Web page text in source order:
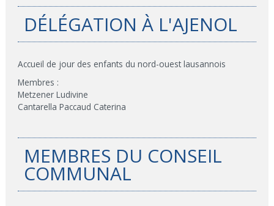
DÉLÉGATION À L'AJENOL
Accueil de jour des enfants du nord-ouest lausannois
Membres :
Metzener Ludivine
Cantarella Paccaud Caterina
MEMBRES DU CONSEIL
COMMUNAL